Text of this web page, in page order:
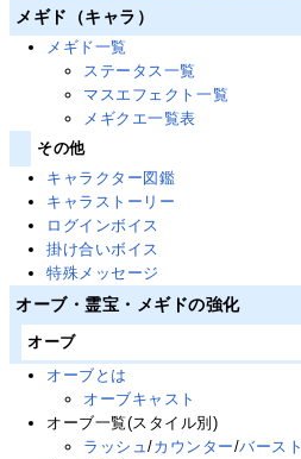
メギド（キャラ）
メギド一覧
ステータス一覧
マスエフェクト一覧
メギクエ一覧表
その他
キャラクター図鑑
キャラストーリー
ログインボイス
掛け合いボイス
特殊メッセージ
オーブ・霊宝・メギドの強化
オーブ
オーブとは
オーブキャスト
オーブ一覧(スタイル別)
ラッシュ/カウンター/バースト